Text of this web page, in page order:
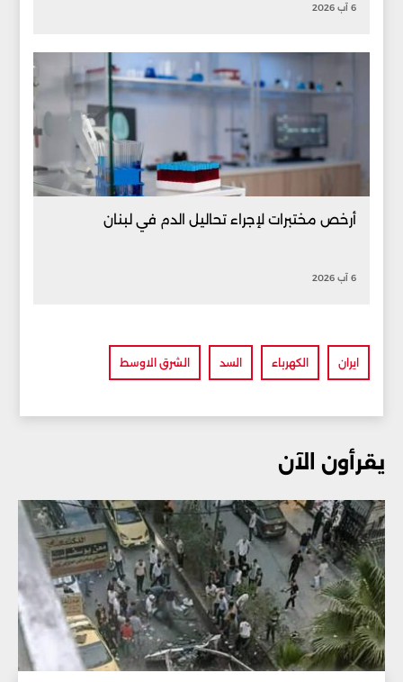
6 آب 2026
أرخص مختبرات لإجراء تحاليل الدم في لبنان
6 آب 2026
ايران الكهرباء السد الشرق الاوسط
يقرأون الآن